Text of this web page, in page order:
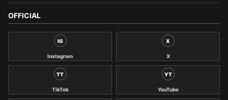
OFFICIAL
IG
Instagram
X
X
TT
TikTok
YT
YouTube